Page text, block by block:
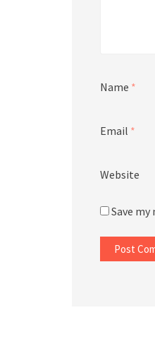
Name *
Email *
Website
Save